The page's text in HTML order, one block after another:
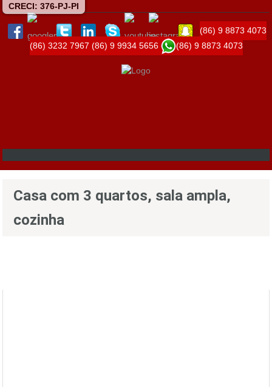
CRECI: 376-PJ-PI
(86) 9 8873 4073
(86) 3232 7967 (86) 9 9934 5656 (86) 9 8873 4073
Casa com 3 quartos, sala ampla,
cozinha